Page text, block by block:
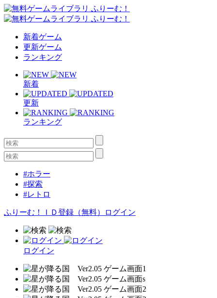
新着ゲーム
更新ゲーム
ランキング
新着
更新
ランキング
#ホラー
#探索
#レトロ
ふりーむ！ＩＤ登録（無料） ログイン
ログイン